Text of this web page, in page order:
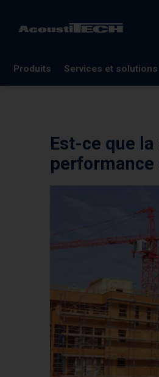
Produits Services et solutions
Est-ce que
performance